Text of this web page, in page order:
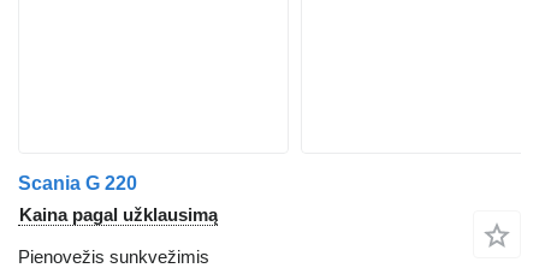
Scania G 220
Kaina pagal užklausimą
Pienovežis sunkvežimis